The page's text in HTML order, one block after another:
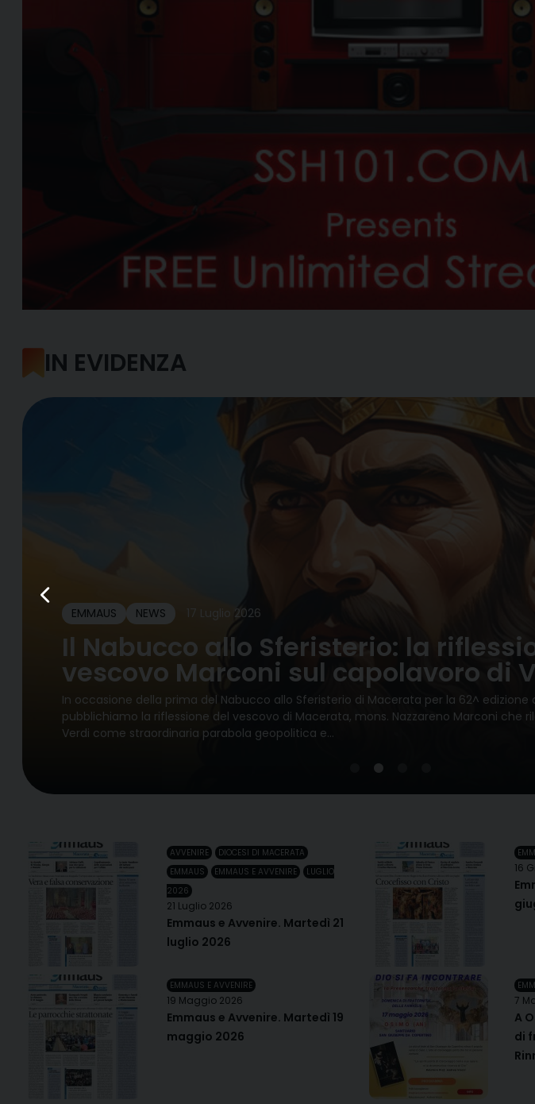
IN EVIDENZA
EMMAUS NEWS 17 Luglio 2026
Il Nabucco allo Sferisterio: la
vescovo Marconi sul capolavoro di
In occasione della prima del Nabucco allo Sferisterio di Macerata per la 62^ edizione
pubblichiamo la riflessione del vescovo di Macerata, mons. Nazzareno Marconi che
Verdi come straordinaria parabola geopolitica e…
AVVENIRE
DIOCESI DI MACERATA
EMMAUS
EMMAUS E AVVENIRE
LUGLIO
2026
21 Luglio 2026
Emmaus e Avvenire. Martedì 21
luglio 2026
16
EMMAUS E AVVENIRE
19 Maggio 2026
Emmaus e Avvenire. Martedì 19
maggio 2026
7
A
di